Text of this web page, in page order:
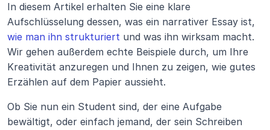
In diesem Artikel erhalten Sie eine klare
wie man ihn strukturiert und was ihn wirksam macht.
Wir gehen außerdem echte Beispiele durch, um Ihre
Kreativität anzuregen und Ihnen zu zeigen, wie gutes
Erzählen auf dem Papier aussieht.
Ob Sie nun ein Student sind, der eine Aufgabe
bewältigt, oder einfach jemand, der sein Schreiben